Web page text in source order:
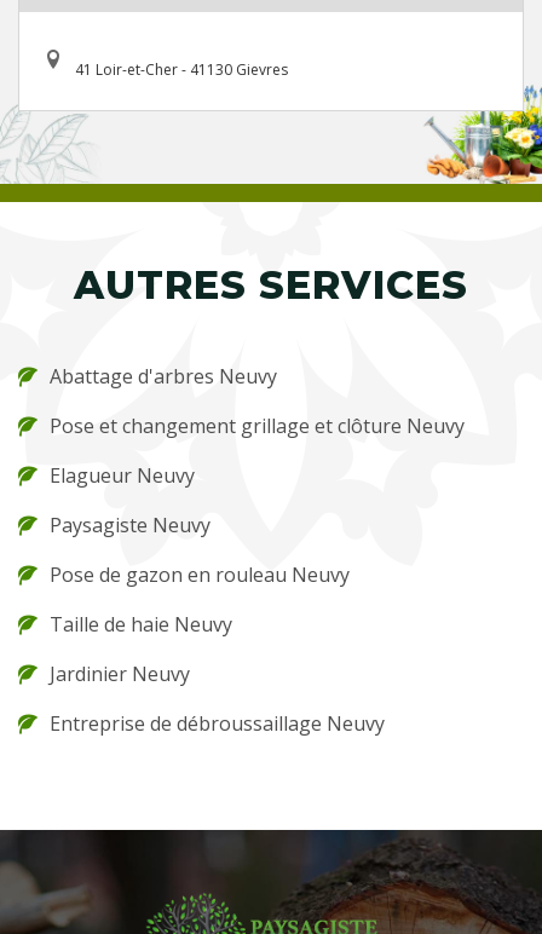
41 Loir-et-Cher - 41130 Gievres
AUTRES SERVICES
Abattage d'arbres Neuvy
Pose et changement grillage et clôture Neuvy
Elagueur Neuvy
Paysagiste Neuvy
Pose de gazon en rouleau Neuvy
Taille de haie Neuvy
Jardinier Neuvy
Entreprise de débroussaillage Neuvy